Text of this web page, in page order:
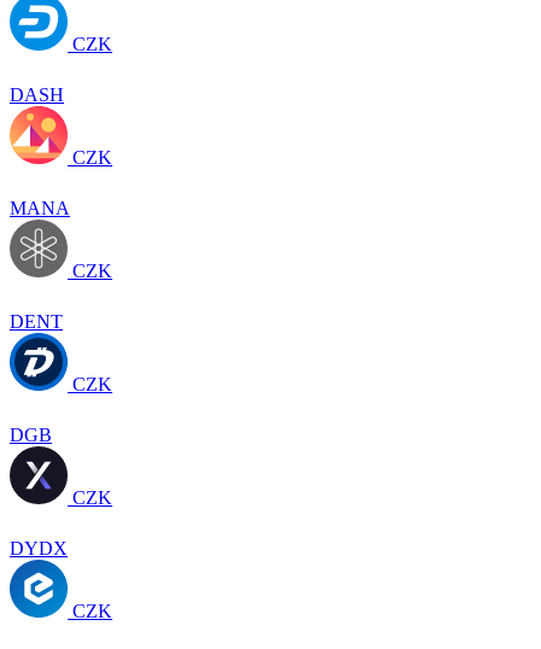
CZK
DASH
CZK
MANA
CZK
DENT
CZK
DGB
CZK
DYDX
CZK